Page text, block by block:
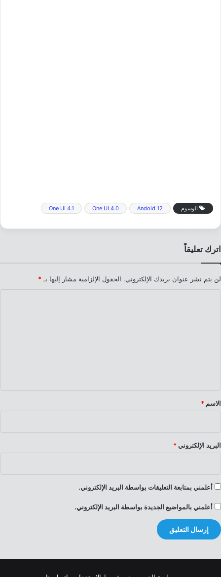
الوسوم Andoid 12
One UI 4.0
One UI 4.1
اترك تعليقاً
لن يتم نشر عنوان بريدك الإلكتروني. الحقول الإلزامية مشار إليها بـ *
*
الاسم *
البريد الإلكتروني *
أعلمني بمتابعة التعليقات بواسطة البريد الإلكتروني.
أعلمني بالمواضيع الجديدة بواسطة البريد الإلكتروني.